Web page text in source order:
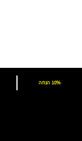
10% הנחה